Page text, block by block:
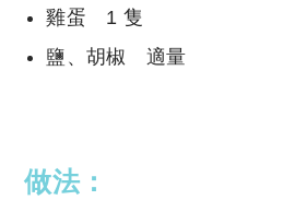
雞蛋 1 隻
鹽、胡椒 適量
做法：